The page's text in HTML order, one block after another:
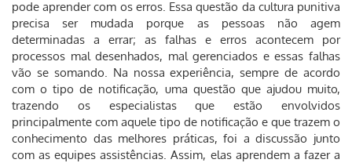
pode aprender com os erros. Essa questão da cultura punitiva
precisa ser mudada porque as pessoas não agem
determinadas a errar; as falhas e erros acontecem por
processos mal desenhados, mal gerenciados e essas falhas
vão se somando. Na nossa experiência, sempre de acordo
com o tipo de notificação, uma questão que ajudou muito,
trazendo os especialistas que estão envolvidos
principalmente com aquele tipo de notificação e que trazem o
conhecimento das melhores práticas, foi a discussão junto
com as equipes assistências. Assim, elas aprendem a fazer a